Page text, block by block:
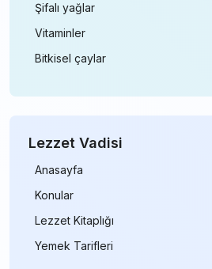
Şifalı yağlar
Vitaminler
Bitkisel çaylar
Lezzet Vadisi
Anasayfa
Konular
Lezzet Kitaplığı
Yemek Tarifleri